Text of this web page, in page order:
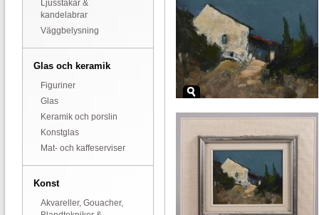
Ljusstakar &
kandelabrar
Väggbelysning
Glas och keramik
Figuriner
Glas
Keramik och porslin
Konstglas
Mat- och kaffeserviser
Konst
Akvareller, Gouacher,